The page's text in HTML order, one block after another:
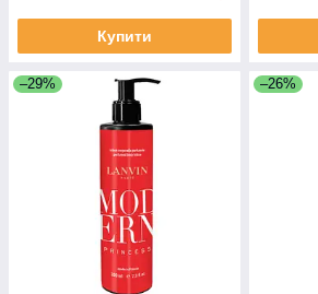
Купити
–29% –26%